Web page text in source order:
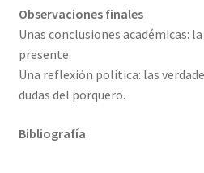
Observaciones finales
Unas conclusiones académicas:
presente.
Una reflexión política: las
dudas del porquero.
Bibliografía